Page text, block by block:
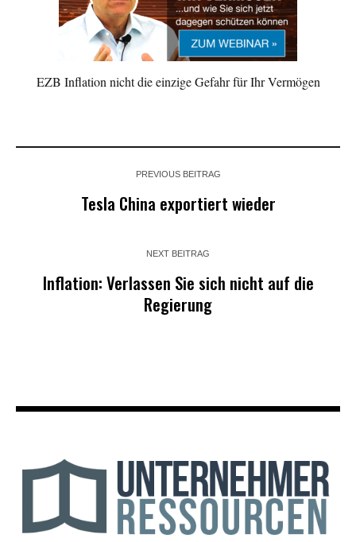
EZB Inflation nicht die einzige Gefahr für Ihr Vermögen
PREVIOUS BEITRAG
Tesla China exportiert wieder
NEXT BEITRAG
Inflation: Verlassen Sie sich nicht auf die
Regierung